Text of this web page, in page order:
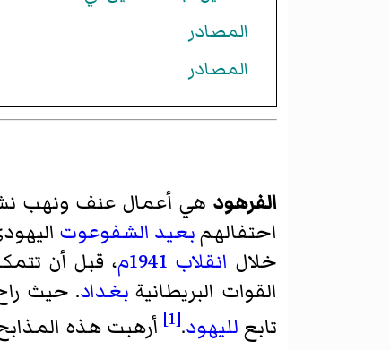
المصادر
المصادر
الفرهود هي أعمال عنف ونهب
احتفالهمبعيد الشفوعوت
خلال انقلاب 1941م
، قبل أن
القوات البريطانية بغداد. حيث راح
تابع لليهود.
[1] أرهبت هذه